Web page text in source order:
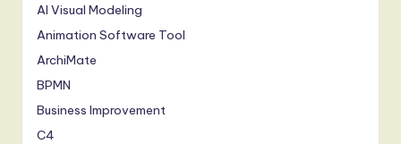
AI Visual Modeling
Animation Software Tool
ArchiMate
BPMN
Business Improvement
C4